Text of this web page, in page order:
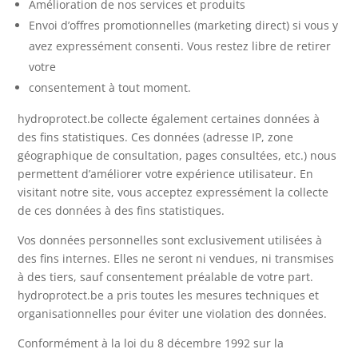
Amélioration de nos services et produits
Envoi d’offres promotionnelles (marketing direct) si vous y
avez expressément consenti. Vous restez libre de retirer
votre
consentement à tout moment.
hydroprotect.be collecte également certaines données à
des fins statistiques. Ces données (adresse IP, zone
géographique de consultation, pages consultées, etc.) nous
permettent d’améliorer votre expérience utilisateur. En
visitant notre site, vous acceptez expressément la collecte
de ces données à des fins statistiques.
Vos données personnelles sont exclusivement utilisées à
des fins internes. Elles ne seront ni vendues, ni transmises
à des tiers, sauf consentement préalable de votre part.
hydroprotect.be a pris toutes les mesures techniques et
organisationnelles pour éviter une violation des données.
Conformément à la loi du 8 décembre 1992 sur la